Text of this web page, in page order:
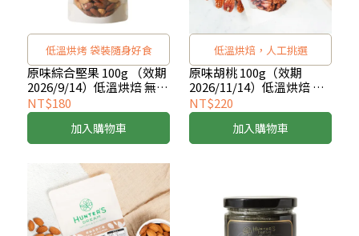
低溫烘烤 袋裝隨身好食
原味綜合堅果 100g （效期
2026/9/14）低溫烘焙 無添
加堅果
NT$180
加入購物車
低溫烘焙，人工挑選
原味胡桃 100g（效期
2026/11/14）低溫烘焙 無
添加堅果
NT$220
加入購物車